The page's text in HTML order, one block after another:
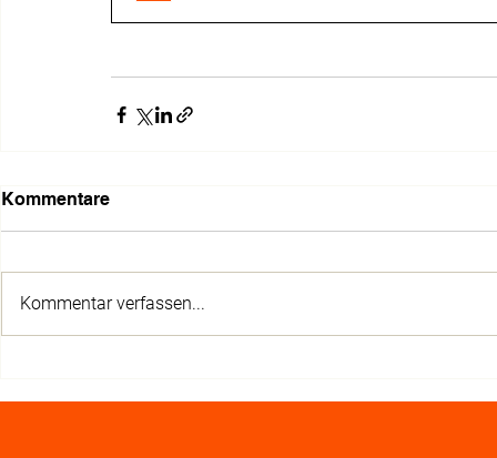
Kommentare
Kommentar verfassen...